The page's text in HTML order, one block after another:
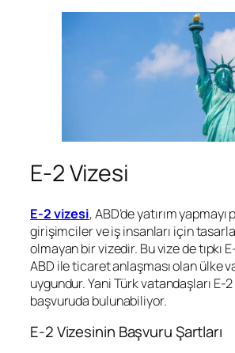
E-2 Vizesi
E-2 vizesi, ABD’de yatırım
girişimciler ve iş insanları için
olmayan bir vizedir. Bu vize de tıpkı
ABD ile ticaret anlaşması olan ülke
uygundur. Yani Türk vatandaşları E-
başvuruda bulunabiliyor.
E-2 Vizesinin Başvuru Şartları